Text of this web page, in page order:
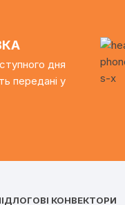
дня
передані у
КОНВЕКТОРИ